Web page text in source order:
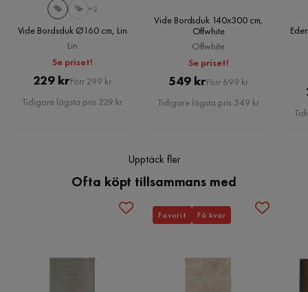
+2
Vide Bordsduk Ø160 cm, Lin
Lin
Se priset!
Pris
229 krOriginal
Pris
Förr 299 kr
Tidigare lägsta pris 229 kr
Vide Bordsduk 140x300 cm,
Offwhite
Offwhite
Se priset!
Pris
549 krOriginal
Pris
Förr 699 kr
Tidigare lägsta pris 549 kr
Upptäck fler
Ofta köpt tillsammans med
Favorit Få kvar